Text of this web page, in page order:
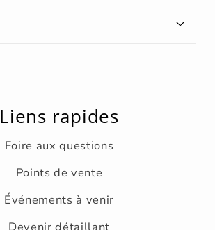
Liens rapides
Foire aux questions
Points de vente
Événements à venir